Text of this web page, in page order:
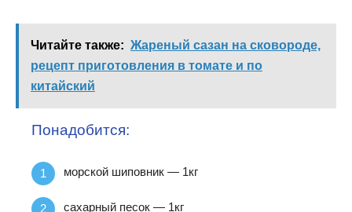
Читайте также: Жареный сазан на сковороде,
рецепт приготовления в томате и по
китайский
Понадобится:
морской шиповник — 1кг
сахарный песок — 1кг